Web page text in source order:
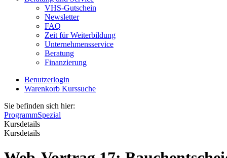
VHS-Gutschein
Newsletter
FAQ
Zeit für Weiterbildung
Unternehmensservice
Beratung
Finanzierung
Benutzerlogin
Warenkorb Kurssuche
Sie befinden sich hier:
ProgrammSpezial
Kursdetails
Kursdetails